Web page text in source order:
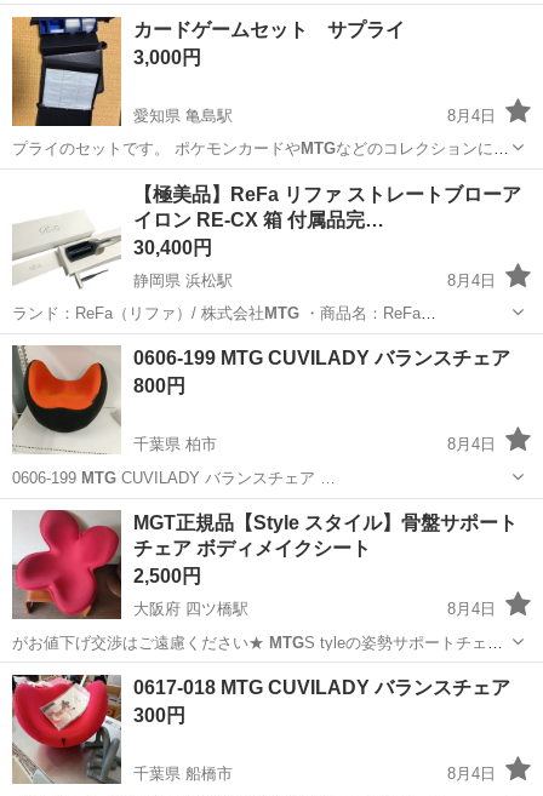
カードゲームセット サプライ
3,000円
愛知県 亀島駅
8月4日
プライのセットです。 ポケモンカードやMTGなどのコレクションに使
っていました。 …
名古屋市 亀島駅 カードゲーム
【極美品】ReFa リファ ストレートブローア
イロン RE-CX 箱 付属品完…
30,400円
静岡県 浜松駅
8月4日
ランド：ReFa（リファ）/ 株式会社 MTG・商品名：ReFa
STRAIGHT…
静岡 浜松市
0606-199 MTG CUVILADY バランスチェア
800円
千葉県 柏市
8月4日
0606-199 MTGCUVILADY バランスチェア …
千葉 柏市 フィットネス、トレーニング MTG
MGT正規品【Style スタイル】骨盤サポート
チェア ボディメイクシート
2,500円
大阪府 四ツ橋駅
8月4日
がお値下げ交渉はご遠慮ください★ MTGS tyleの姿勢サポートチェ
ア。 …
大阪 大阪市
0617-018 MTG CUVILADY バランスチェア
300円
千葉県 船橋市
8月4日